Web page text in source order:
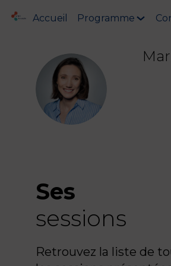
Accueil Programme
MC
Ses
sessions
Retrouvez la liste de